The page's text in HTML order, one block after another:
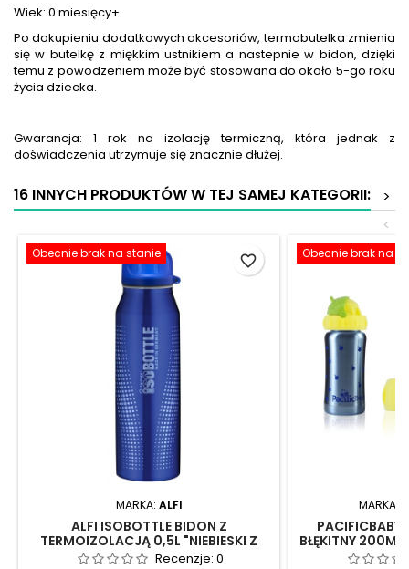
Wiek: 0 miesięcy+
Po dokupieniu dodatkowych akcesoriów, termobutelka zmienia
się w butelkę z miękkim ustnikiem a nastepnie w bidon, dzięki
temu z powodzeniem może być stosowana do około 5-go roku
życia dziecka.
Gwarancja: 1 rok na izolację termiczną, która jednak z
doświadczenia utrzymuje się znacznie dłużej.
16 INNYCH PRODUKTÓW W TEJ SAMEJ KATEGORII:
>
<
Obecnie brak na stanie
MARKA: ALFI
ALFI ISOBOTTLE BIDON Z
TERMOIZOLACJĄ 0,5L "NIEBIESKI Z
BĄBELKAMI"
Recenzje: 0
favorite_border Obecnie brak na
MARKA:
PACIFICBABY
BŁĘKITNY 200ML